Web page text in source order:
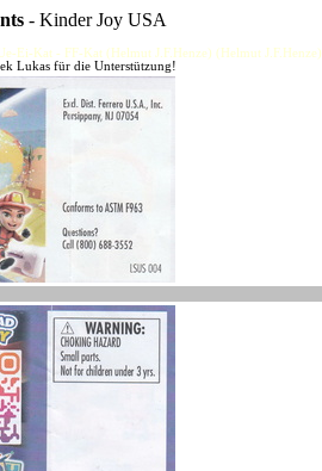
- Kinder Joy USA
Ei-Kat - FF-Kat (Helmut J.F.Henze) (Helmut J.F.Henze)
Lukas für die Unterstützung!